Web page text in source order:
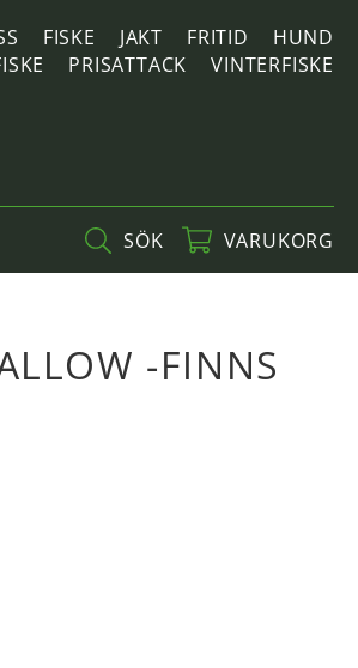
FISKE JAKT FRITID
HUND
PRISATTACK VINTERFISKE
SÖK VARUKORG
-FINNS